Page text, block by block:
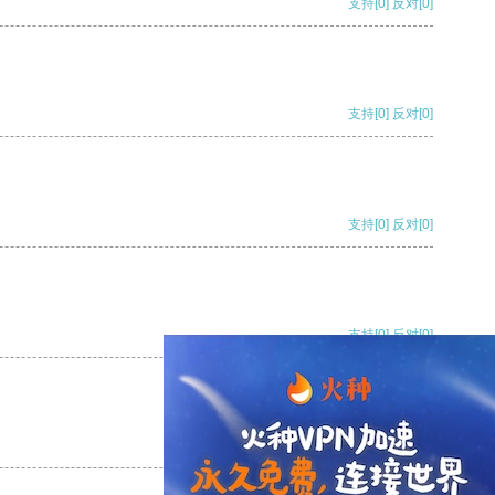
支持 [0] 反对 [0]
支持[0] 反对[0]
支持[0] 反对[0]
支持[0] 反对[0]
支持[0] 反对